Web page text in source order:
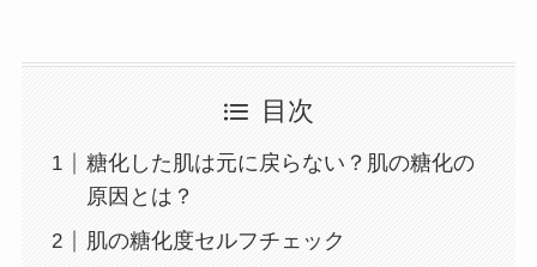
目次
糖化した肌は元に戻らない？肌の糖化の
原因とは？
肌の糖化度セルフチェック